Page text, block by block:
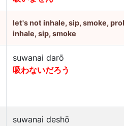
let's not inhale, sip, smoke,
inhale, sip, smoke
suwanai darō
吸わないだろう
suwanai deshō